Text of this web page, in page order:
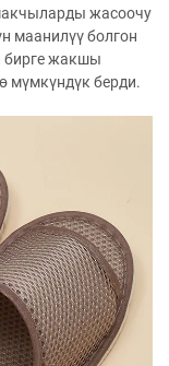
жасоочу
маанилүү болгон
бирге жакшы
мүмкүндүк берди.